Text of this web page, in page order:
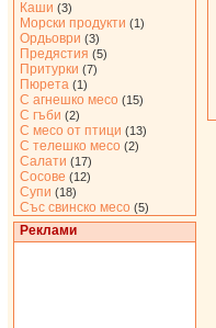
Каши (3)
Морски продукти (1)
Ордьоври (3)
Предястия (5)
Притурки (7)
Пюрета (1)
С агнешко месо (15)
С гъби (2)
С месо от птици (13)
С телешко месо (2)
Салати (17)
Сосове (12)
Супи (18)
Със свинско месо (5)
Реклами